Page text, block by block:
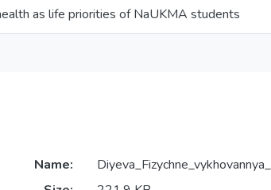
as life priorities of NaUKMA students
Name: